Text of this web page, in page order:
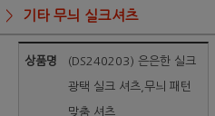
기타 무늬 실크셔츠
상품명 (DS240203) 은은한 실크
광택 실크 셔츠,무늬 패턴
맞춤 셔츠